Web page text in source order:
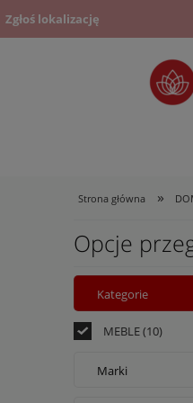
Zgłoś lokalizację
Strona główna »
Opcje
Kategorie
MEBLE(10)
Marki